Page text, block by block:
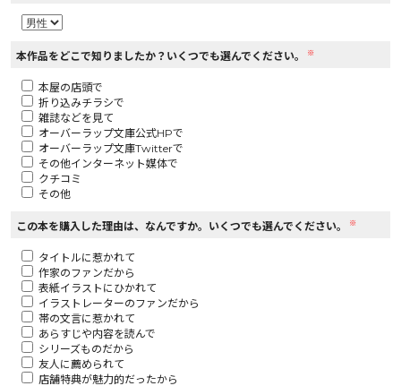
本作品をどこで知りましたか？いくつでも選んでください。 ※
本屋の店頭で
折り込みチラシで
雑誌などを見て
オーバーラップ文庫公式HPで
オーバーラップ文庫Twitterで
その他インターネット媒体で
クチコミ
その他
この本を購入した理由は、なんですか。いくつでも選んでください。 ※
タイトルに惹かれて
作家のファンだから
表紙イラストにひかれて
イラストレーターのファンだから
帯の文言に惹かれて
あらすじや内容を読んで
シリーズものだから
友人に薦められて
店舗特典が魅力的だったから